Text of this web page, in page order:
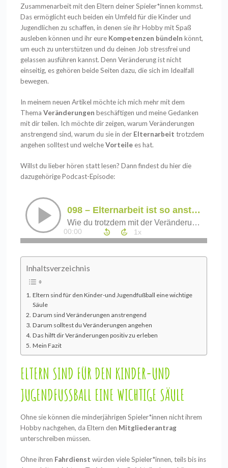
Zusammenarbeit mit den Eltern deiner Spieler*innen kommst.
Das ermöglicht euch beiden ein Umfeld für die Kinder und
Jugendlichen zu schaffen, in denen sie ihr Hobby mit Spaß
ausleben können und ihr eure Kompetenzen bündeln könnt,
um euch zu unterstützen und du deinen Job stressfrei und
gelassen ausführen kannst. Denn Veränderung ist nicht
einseitig, es gehören beide Seiten dazu, die sich im Idealfall
bewegen.
In meinem neuen Artikel möchte ich mich mehr mit dem
ThemaVeränderungen beschäftigen und meine Gedanken
mit dir teilen. Ich möchte dir zeigen, warum Veränderungen
anstrengend sind, warum du sie in der Elternarbeit trotzdem
angehen solltest und welcheVorteile es hat.
Willst du lieber hören statt lesen? Dann findest du hier die
dazugehörigePodcast-Episode:
Inhaltsverzeichnis
Eltern sind für den Kinder-und Jugendfußball eine wichtige
Säule
Darum sind Veränderungen anstrengend
Darum solltest du Veränderungen angehen
Das hilft dir Veränderungen positiv zu erleben
Mein Fazit
ELTERN SIND FÜR DEN KINDER-UND
JUGENDFUSSBALL EINE WICHTIGE SÄULE
Ohne sie können die minderjährigen Spieler*innen nicht ihrem
Hobby nachgehen, da Eltern den Mitgliederantrag
unterschreiben müssen.
Ohne ihren Fahrdienst würden viele Spieler*innen, teils bis ins